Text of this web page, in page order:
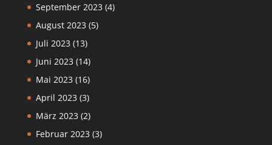
September 2023 (4)
August 2023 (5)
Juli 2023 (13)
Juni 2023 (14)
Mai 2023 (16)
April 2023 (3)
März 2023 (2)
Februar 2023 (3)